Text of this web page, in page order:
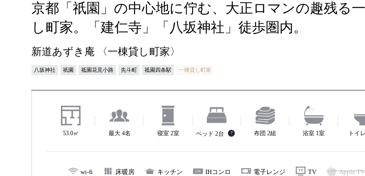
京都「祇園」の中心地に佇む、大正ロマンの趣残る
し町家。「建仁寺」「八坂神社」徒歩圏内。
新道あずき庵 〈一棟貸し町家〉
八坂神社 祇園 祗園花見小路 先斗町 祗園四条駅 一棟貸し町家
53.0㎡ 最大 4名 寝室 2室 ベッド 2台 ? 布団 2組 浴室 1室 トイ
wi-fi 床暖房 キッチン IHコンロ 電子レンジ TV Apple TV